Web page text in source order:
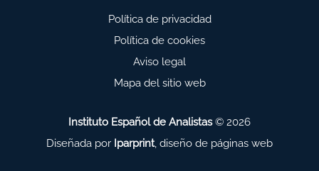
Política de privacidad
Política de cookies
Aviso legal
Mapa del sitio web
Instituto Español de Analistas© 2026
Diseñada por Iparprint, diseño de páginas web